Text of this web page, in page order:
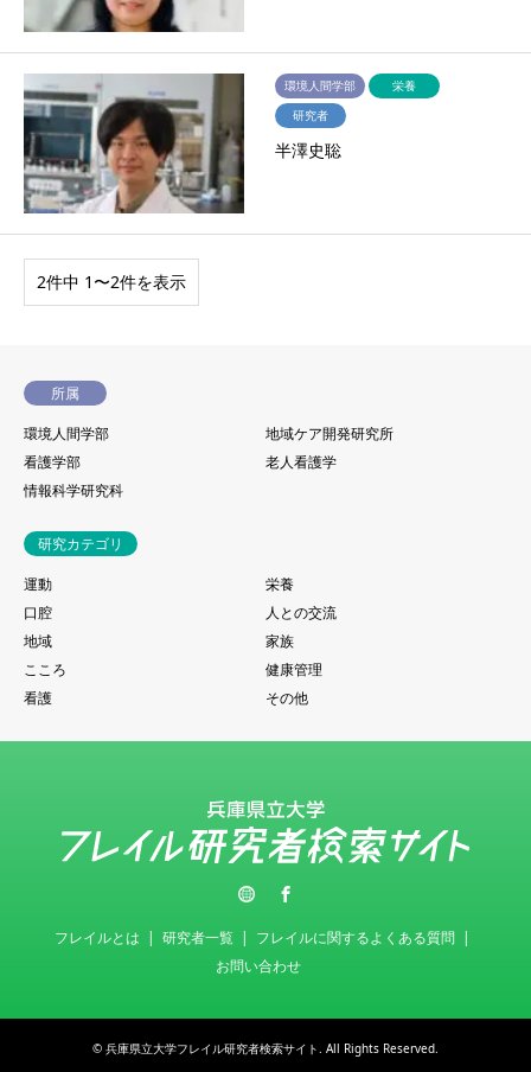
環境人間学部
栄養
研究者
半澤史聡
2件中 1〜2件を表示
所属
環境人間学部
地域ケア開発研究所
看護学部
老人看護学
情報科学研究科
研究カテゴリ
運動
栄養
口腔
人との交流
地域
家族
こころ
健康管理
看護
その他
フレイルとは 研究者一覧
フレイルに関するよくある質問
お問い合わせ
© 兵庫県立大学フレイル研究者検索サイト. All Rights Reserved.